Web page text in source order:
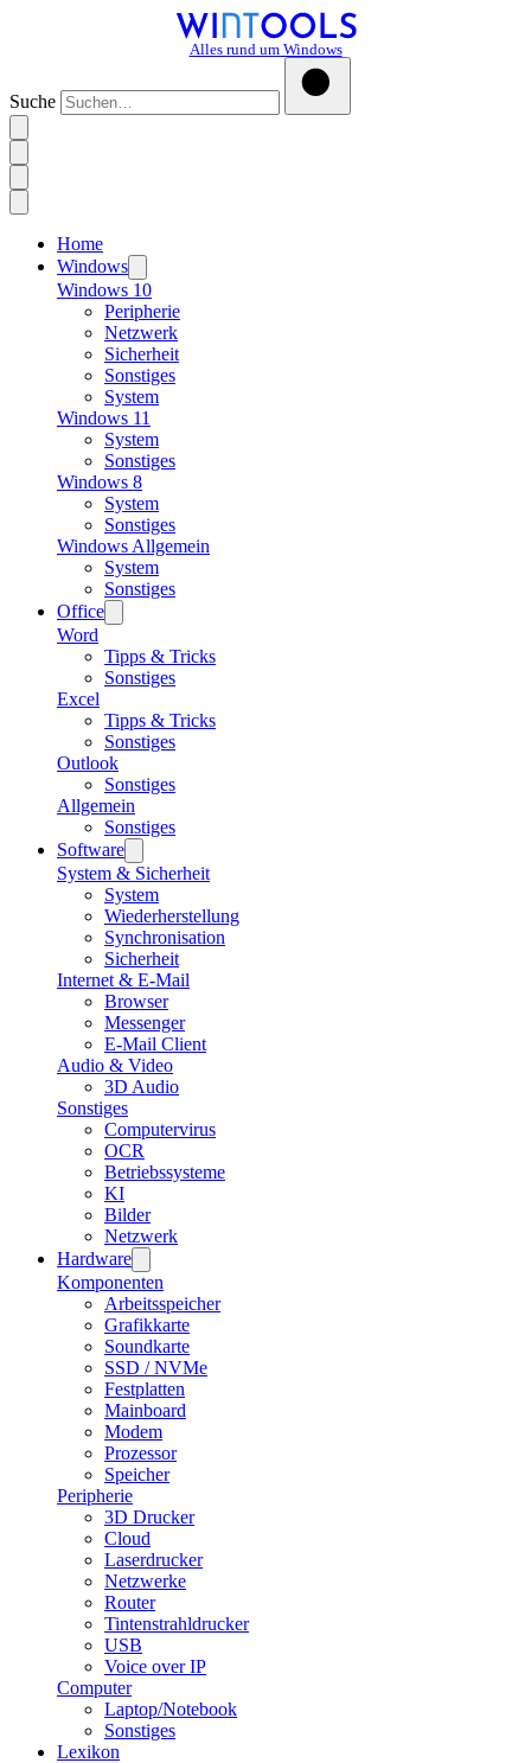
Alles rund um Windows
Suche
Home
Windows
Windows 10
Peripherie
Netzwerk
Sicherheit
Sonstiges
System
Windows 11
System
Sonstiges
Windows 8
System
Sonstiges
Windows Allgemein
System
Sonstiges
Office
Word
Tipps & Tricks
Sonstiges
Excel
Tipps & Tricks
Sonstiges
Outlook
Sonstiges
Allgemein
Sonstiges
Software
System & Sicherheit
System
Wiederherstellung
Synchronisation
Sicherheit
Internet & E-Mail
Browser
Messenger
E-Mail Client
Audio & Video
3D Audio
Sonstiges
Computervirus
OCR
Betriebssysteme
KI
Bilder
Netzwerk
Hardware
Komponenten
Arbeitsspeicher
Grafikkarte
Soundkarte
SSD / NVMe
Festplatten
Mainboard
Modem
Prozessor
Speicher
Peripherie
3D Drucker
Cloud
Laserdrucker
Netzwerke
Router
Tintenstrahldrucker
USB
Voice over IP
Computer
Laptop/Notebook
Sonstiges
Lexikon